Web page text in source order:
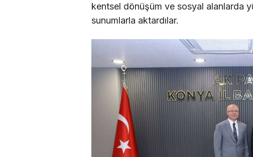
kentsel dönüşüm ve sosyal alanlarda
sunumlarla aktardılar.